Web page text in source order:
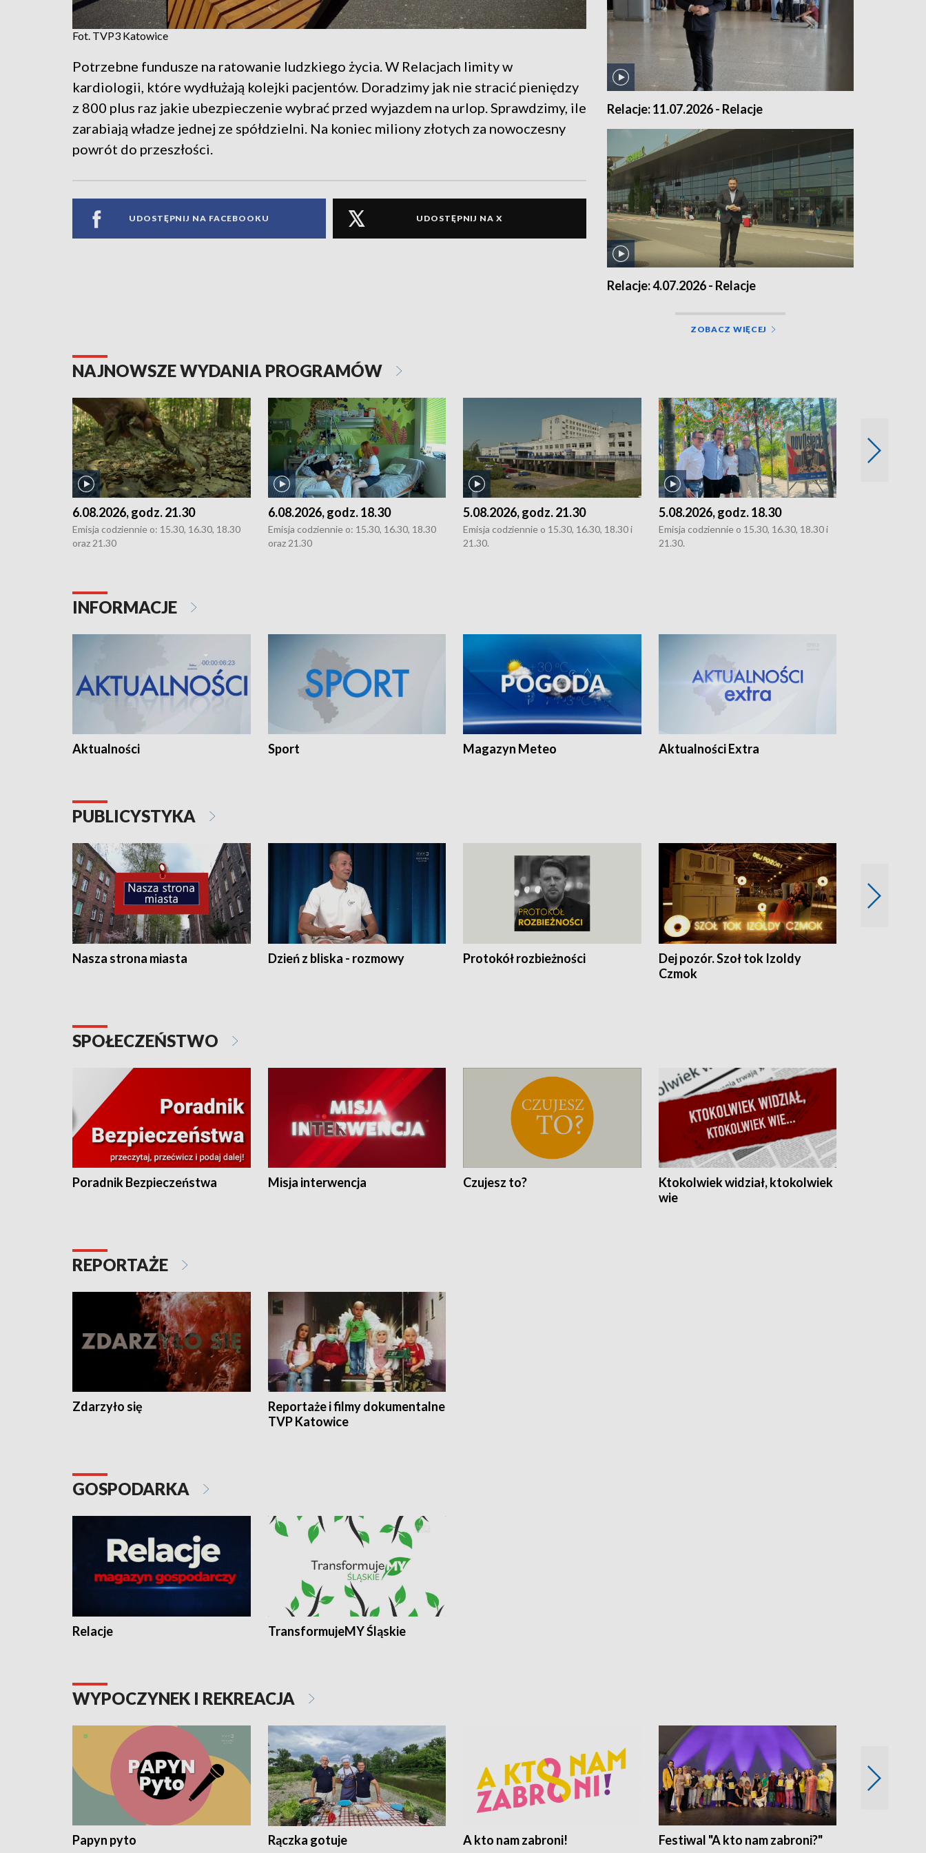
Fot. TVP3 Katowice
Potrzebne fundusze na ratowanie ludzkiego życia. W Relacjach limity w
kardiologii, które wydłużają kolejki pacjentów. Doradzimy jak nie stracić pieniędzy
z 800 plus raz jakie ubezpieczenie wybrać przed wyjazdem na urlop. Sprawdzimy, ile
zarabiają władze jednej ze spółdzielni. Na koniec miliony złotych za nowoczesny
powrót do przeszłości.
UDOSTĘPNIJ NA FACEBOOKU UDOSTĘPNIJ NA X
Relacje: 11.07.2026 - Relacje
Relacje: 4.07.2026 - Relacje
ZOBACZ WIĘCEJ
NAJNOWSZE WYDANIA PROGRAMÓW
6.08.2026, godz. 21.30
Emisja codziennie o: 15.30, 16.30, 18.30
oraz 21.30
6.08.2026, godz. 18.30
Emisja codziennie o: 15.30, 16.30, 18.30
oraz 21.30
5.08.2026, godz. 21.30
Emisja codziennie o 15.30, 16.30, 18.30 i
21.30.
5.08.2026, godz. 18.30
Emisja codziennie o 15.30, 16.30, 18.30 i
21.30.
INFORMACJE
Aktualności Sport Magazyn Meteo Aktualności Extra
PUBLICYSTYKA
Nasza strona miasta Dzień z bliska - rozmowy Protokół rozbieżności
Dej pozór. Szoł tok Izoldy
Czmok
SPOŁECZEŃSTWO
Poradnik Bezpieczeństwa Misja interwencja Czujesz to?
Ktokolwiek widział, ktokolwiek
wie
REPORTAŻE
Zdarzyło się
Reportaże i filmy dokumentalne
TVP Katowice
GOSPODARKA
Relacje TransformujeMY Śląskie
WYPOCZYNEK I REKREACJA
Papyn pyto Rączka gotuje A kto nam zabroni! Festiwal "A kto nam zabroni?"